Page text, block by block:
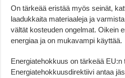
On tärkeää eristää myös seinät,
laadukkaita materiaaleja ja
vältät kosteuden ongelmat. Oikein
energiaa ja on mukavampi käyttää.
Energiatehokkuus on tärkeää EU:n
Energiatehokkuusdirektiivi antaa